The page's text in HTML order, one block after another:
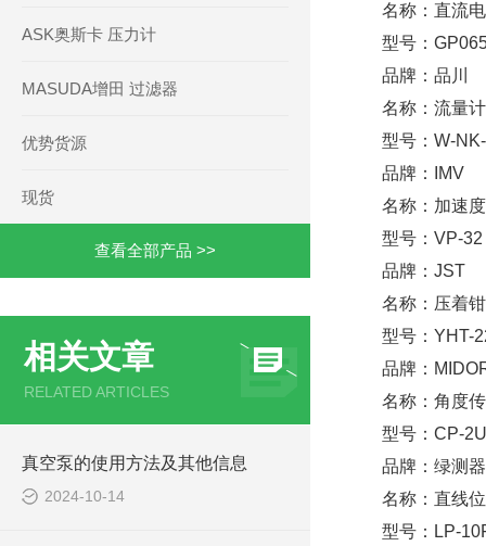
ASK奥斯卡 压力计
MASUDA增田 过滤器
优势货源
现货
查看全部产品 >>
相关文章
RELATED ARTICLES
真空泵的使用方法及其他信息
2024-10-14
名称：直流
型号：
品牌：品川
名称：流量计
型号：W-
品牌：IMV
名称：加速
型号：VP-32
品牌：JST
名称：压着钳
型号：YHT-
品牌：
名称：角度
型号：CP-
品牌：绿测器
名称：直线
型号：LP-